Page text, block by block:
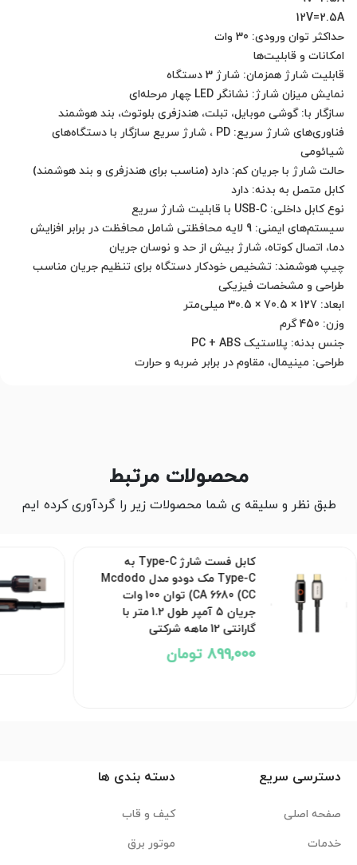
فناوری‌های شارژ سریع: PD ، شارژ سریع سازگار با دستگاه‌های
سیستم‌های ایمنی: 9 لایه محافظتی شامل محافظت در برابر افزایش
طراحی: مینیمال، مقاوم در برابر ضربه و حرارت
محصولات مرتبط
طبق نظر و سلیقه ی شما محصولات زیر را گردآوری کرده ایم
کابل فست شارژ Type-C به
Type-C مک دودو مدل Mcdodo
CA 6680 (CC) توان 100 وات
جریان 5 آمپر طول 1.2 متر با
گارانتی 12 ماهه شرکتی
899,000 تومان
دسترسی سریع
صفحه اصلی
خدمات
دسته بندی ها
کیف و قاب
موتور برق